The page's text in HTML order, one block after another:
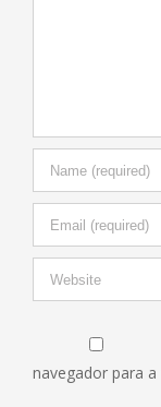
navegador para